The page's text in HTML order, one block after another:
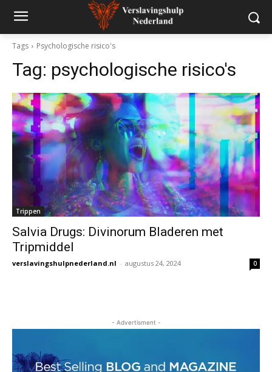
Tags Psychologische risico's
Tag: psychologische risico's
Trippen
Salvia Drugs: Divinorum Bladeren met
Tripmiddel
verslavingshulpnederland.nl - augustus 24, 2024 0
- Advertisment -